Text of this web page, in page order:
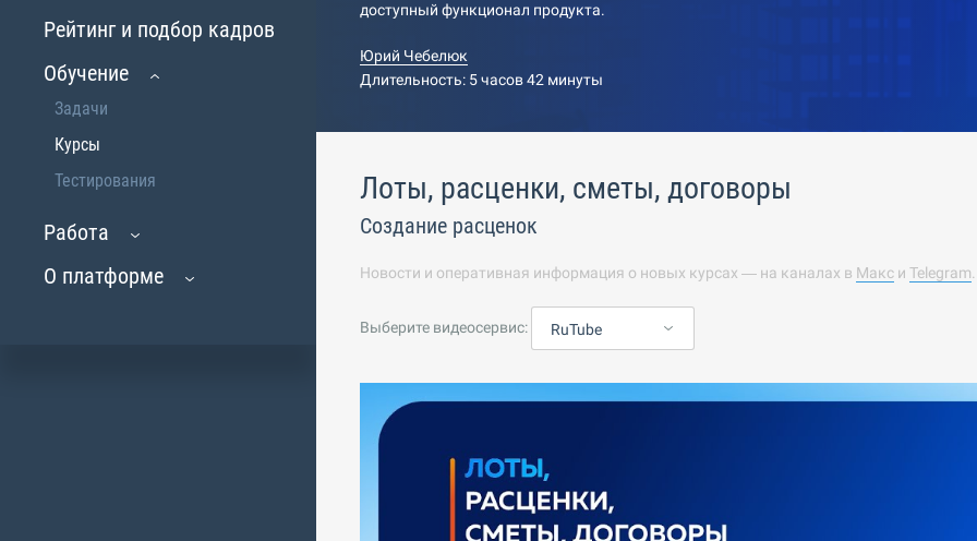
Рейтинг и подбор кадров
Обучение
Задачи
Курсы
Тестирования
Работа
О платформе
доступный функционал продукта.
Юрий Чебелюк
Длительность: 5 часов 42 минуты
Лоты, расценки, сметы, договоры
Создание расценок
Новости и оперативная информация о новых курсах — на каналах в Макс и Telegram
Выберите видеосервис: RuTube